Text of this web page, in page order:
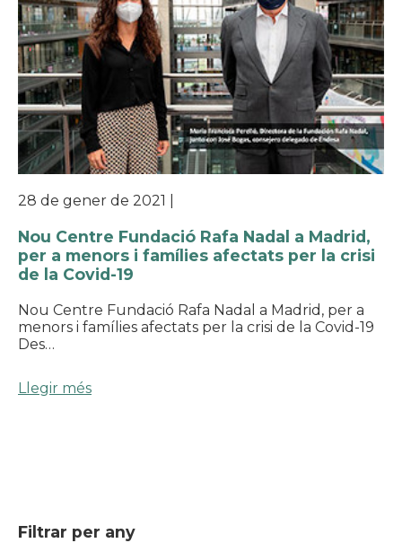
28 de gener de 2021
Nou Centre Fundació Rafa Nadal a Madrid,
per a menors i famílies afectats per la crisi
de la Covid-19
Nou Centre Fundació Rafa Nadal a Madrid, per a
menors i famílies afectats per la crisi de la Covid-19
Des…
Llegir més
Filtrar per any